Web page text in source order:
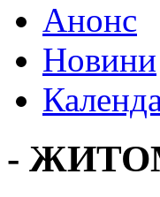
Анонс
Новини
-